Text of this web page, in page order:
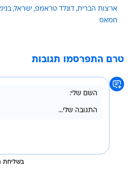
ארצות הברית דונלד טראמפ ישראל
חמאס
טרם התפרסמו תגובות
בשליחת